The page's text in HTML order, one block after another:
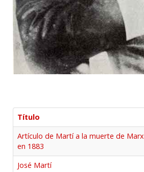
Título
Artículo de Martí a la muerte de Marx
en 1883
José Martí